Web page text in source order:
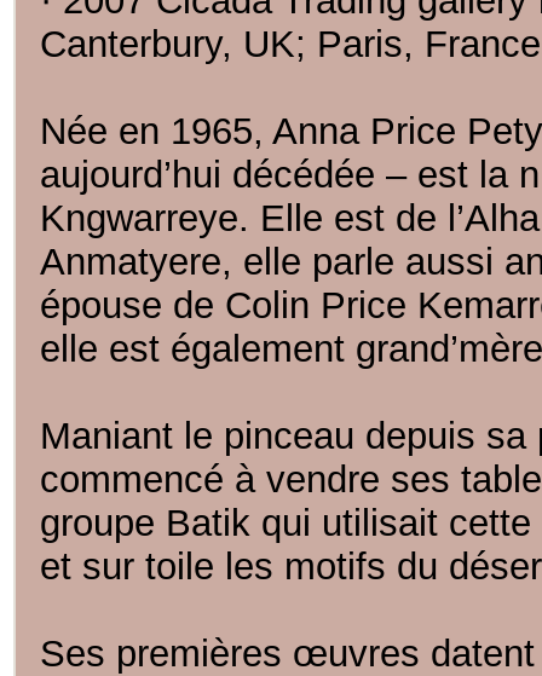
Canterbury, UK; Paris,
Née en 1965, Anna Price
aujourd’hui décédée – est la
Kngwarreye. Elle est de
Anmatyere, elle parle aussi
épouse de Colin Price
elle est également
Maniant le pinceau depuis
commencé à vendre ses
groupe Batik qui utilisait
et sur toile les motifs du
Ses premières œuvres